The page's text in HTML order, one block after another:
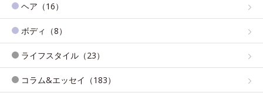
ヘア（16）
ボディ（8）
ライフスタイル（23）
コラム&エッセイ（183）